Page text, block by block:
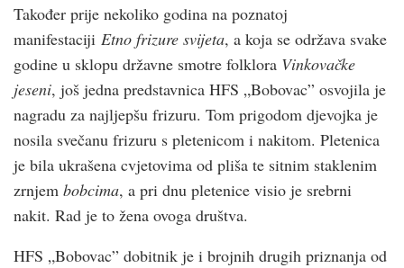
Također prije nekoliko godina na poznatoj
manifestaciji Etno frizure svijeta, a koja se održava svake
godine u sklopu državne smotre folklora Vinkovačke
jeseni, još jedna predstavnica HFS „Bobovac” osvojila je
nagradu za najljepšu frizuru. Tom prigodom djevojka je
nosila svečanu frizuru s pletenicom i nakitom. Pletenica
je bila ukrašena cvjetovima od pliša te sitnim staklenim
zrnjem bobcima, a pri dnu pletenice visio je srebrni
nakit. Rad je to žena ovoga društva.
HFS „Bobovac” dobitnik je i brojnih drugih priznanja od